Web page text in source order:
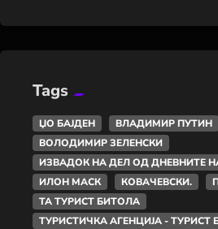
Tags
ЏО БАЈДЕН
ВЛАДИМИР ПУТИН
ВОЛОДИМИР ЗЕЛЕНСКИ
ИЗВАДОК НА ДЕЛ ОД ДНЕВНИТЕ
ИЛОН МАСК
КОВАЧЕВСКИ.
ТА ТУРИСТ БИТОЛА
ТУРИСТИЧКА АГЕНЦИЈА - ТУРИСТ